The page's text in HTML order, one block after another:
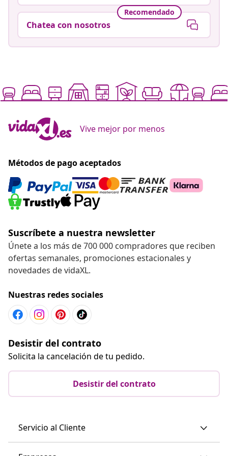
Recomendado
Chatea con nosotros
Vive mejor por menos
Métodos de pago aceptados
Suscríbete a nuestra newsletter
Únete a los más de 700 000 compradores que reciben
ofertas semanales, promociones estacionales y
novedades de vidaXL.
Nuestras redes sociales
Desistir del contrato
Solicita la cancelación de tu pedido.
Desistir del contrato
Servicio al Cliente